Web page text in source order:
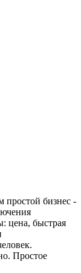
простой бизнес -
цена, быстрая
Простое